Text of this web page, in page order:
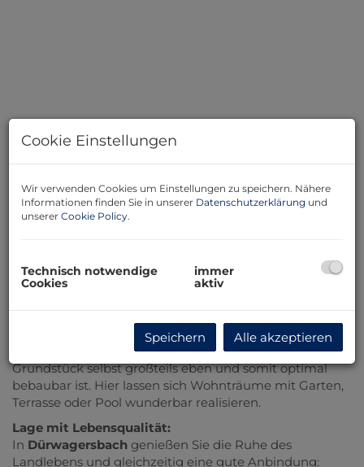
Beschreibung
überwiegend ebene Grundstück mit ca. 920 m²
bietet die perfekte Grundlage für Ihr zukünftiges
Zuhause – mit traumhaftem Ausblick in die
umliegende Naturlandschaft.
Die leichte Hanglage im Hintergrund sorgt für eine
angenehme Lage mit Fernblick, während das
Grundstück selbst großteils eben und somit optimal
bebaubar ist. Hier lassen sich Wohnträume mit Garten,
Terrasse oder Pool wunderbar realisieren.
Lage mit Lebensqualität:
In Dürwagersbach genießen Sie die Ruhe des
Landlebens und gleichzeitig eine gute Anbindung:
Cookie Einstellungen
Wir verwenden Cookies um Einstellungen zu speichern. Nähere
Informationen finden Sie in unserer Datenschutzerklärung und
unserer Cookie Policy.
Technisch notwendige
Cookies
immer
aktiv
Speichern Alle akzeptieren